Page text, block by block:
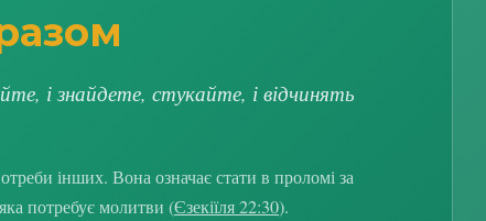
і знайдете, стукайте, і відчинять
інших. Вона означає стати в проломі за
потребує молитви (Єзекіїля 22:30).